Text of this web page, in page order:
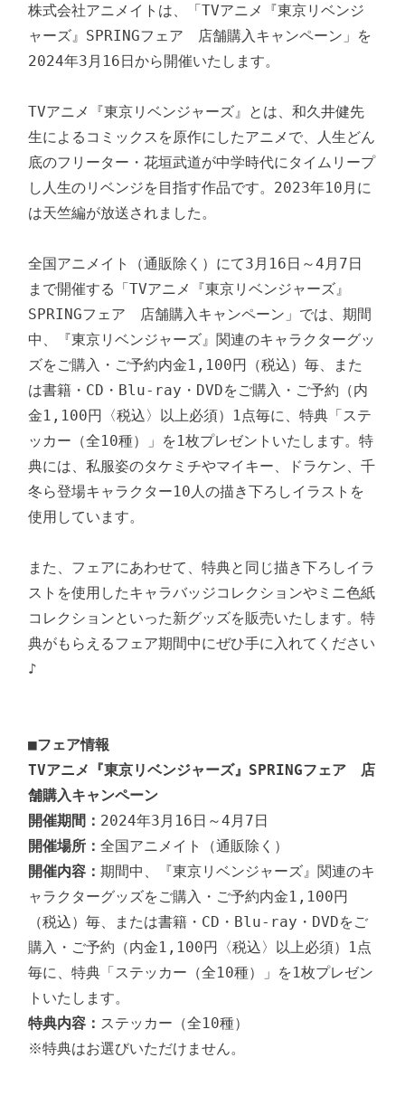
株式会社アニメイトは、「TVアニメ『東京リベンジ
ャーズ』SPRINGフェア　店舗購入キャンペーン」を
2024年3月16日から開催いたします。
TVアニメ『東京リベンジャーズ』とは、和久井健先
生によるコミックスを原作にしたアニメで、人生どん
底のフリーター・花垣武道が中学時代にタイムリープ
し人生のリベンジを目指す作品です。2023年10月に
は天竺編が放送されました。
全国アニメイト（通販除く）にて3月16日～4月7日
まで開催する「TVアニメ『東京リベンジャーズ』
SPRINGフェア　店舗購入キャンペーン」では、期間
中、『東京リベンジャーズ』関連のキャラクターグッ
ズをご購入・ご予約内金1,100円（税込）毎、また
は書籍・CD・Blu-ray・DVDをご購入・ご予約（内
金1,100円〈税込〉以上必須）1点毎に、特典「ステ
ッカー（全10種）」を1枚プレゼントいたします。特
典には、私服姿のタケミチやマイキー、ドラケン、千
冬ら登場キャラクター10人の描き下ろしイラストを
使用しています。
また、フェアにあわせて、特典と同じ描き下ろしイラ
ストを使用したキャラバッジコレクションやミニ色紙
コレクションといった新グッズを販売いたします。特
典がもらえるフェア期間中にぜひ手に入れてください
♪
■フェア情報
TVアニメ『東京リベンジャーズ』SPRINGフェア　店
舗購入キャンペーン
開催期間：
開催場所：
開催内容：期間中、『東京リベンジャーズ』関連のキ
ャラクターグッズをご購入・ご予約内金1,100円
（税込）毎、または書籍・CD・Blu-ray・DVDをご
購入・ご予約（内金1,100円〈税込〉以上必須）1点
毎に、特典「ステッカー（全10種）」を1枚プレゼン
特典内容： ステッカー（全10種）
※特典はお選びいただけません。